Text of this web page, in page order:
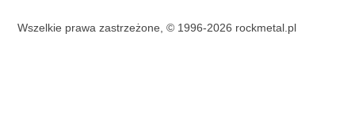
Wszelkie prawa zastrzeżone, © 1996-2026 rockmetal.pl